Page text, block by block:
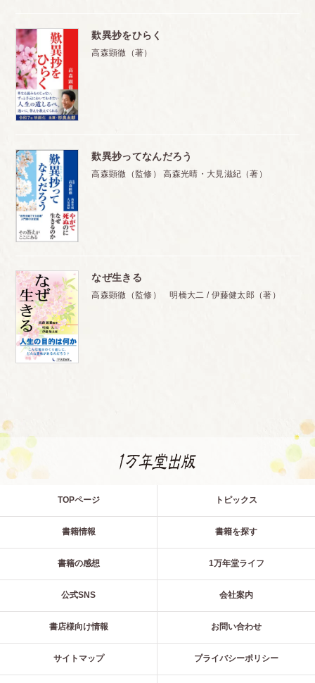
歎異抄をひらく
高森顕徹（著）
歎異抄ってなんだろう
高森顕徹（監修） 高森光晴・大見滋紀（著）
なぜ生きる
高森顕徹（監修） 明橋大二 / 伊藤健太郎（著）
TOPページ トピックス
書籍情報 書籍を探す
書籍の感想 1万年堂ライフ
公式SNS 会社案内
書店様向け情報 お問い合わせ
サイトマップ プライバシーポリシー